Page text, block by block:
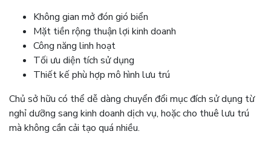
Không gian mở đón gió biển
Mặt tiền rộng thuận lợi kinh doanh
Công năng linh hoạt
Tối ưu diện tích sử dụng
Thiết kế phù hợp mô hình lưu trú
Chủ sở hữu có thể dễ dàng chuyển đổi mục đích sử dụng từ
nghỉ dưỡng sang kinh doanh dịch vụ, hoặc cho thuê lưu trú
mà không cần cải tạo quá nhiều.